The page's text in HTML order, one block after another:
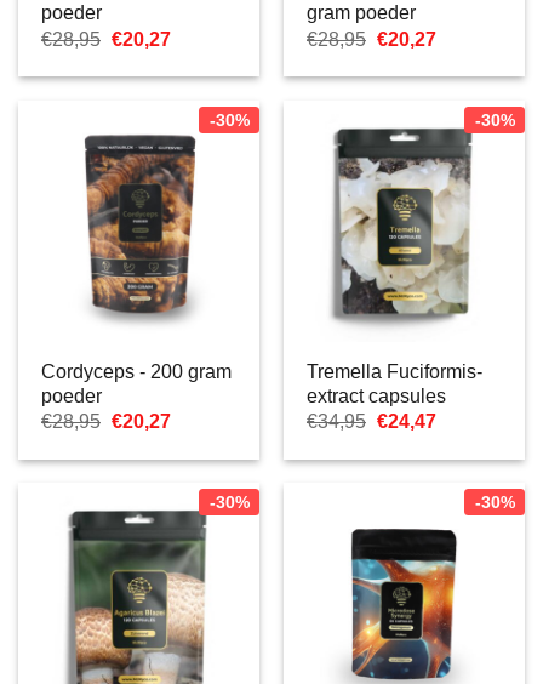
poeder
€28,95 Oorspronkelijke
was:
€20,27Huidige
is:
gram poeder
€28,95 Oorspronkelijke
was:
€20,27Huidige
is:
-30%
Cordyceps - 200 gram
poeder
€28,95 Oorspronkelijke
was:
€20,27Huidige
is:
-30%
Tremella Fuciformis-
extract capsules
€34,95 Oorspronkelijke
was:
€24,47Huidige
is:
-30% -30%